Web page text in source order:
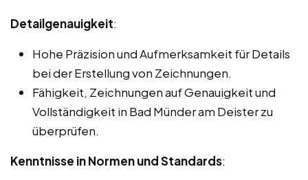
Detailgenauigkeit:
Hohe Präzision und Aufmerksamkeit für Details
bei der Erstellung von Zeichnungen.
Fähigkeit, Zeichnungen auf Genauigkeit und
Vollständigkeit in Bad Münder am Deister zu
überprüfen.
Kenntnisse in Normen und Standards: